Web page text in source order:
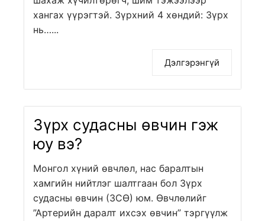
хангах үүрэгтэй. Зүрхний 4 хөндий: Зүрх
нь…...
Дэлгэрэнгүй
Зүрх судасны өвчин гэж
юу вэ?
Монгол хүний өвчлөл, нас баралтын
хамгийн нийтлэг шалтгаан бол Зүрх
судасны өвчин (ЗСӨ) юм. Өвчлөлийг
”Артерийн даралт ихсэх өвчин” тэргүүлж